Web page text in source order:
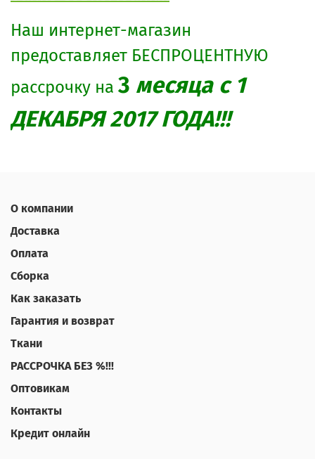
Наш интернет-магазин
предоставляет БЕСПРОЦЕНТНУЮ
рассрочку на 3 месяца с 1
ДЕКАБРЯ 2017 ГОДА!!!
О компании
Доставка
Оплата
Сборка
Как заказать
Гарантия и возврат
Ткани
РАССРОЧКА БЕЗ %!!!
Оптовикам
Контакты
Кредит онлайн